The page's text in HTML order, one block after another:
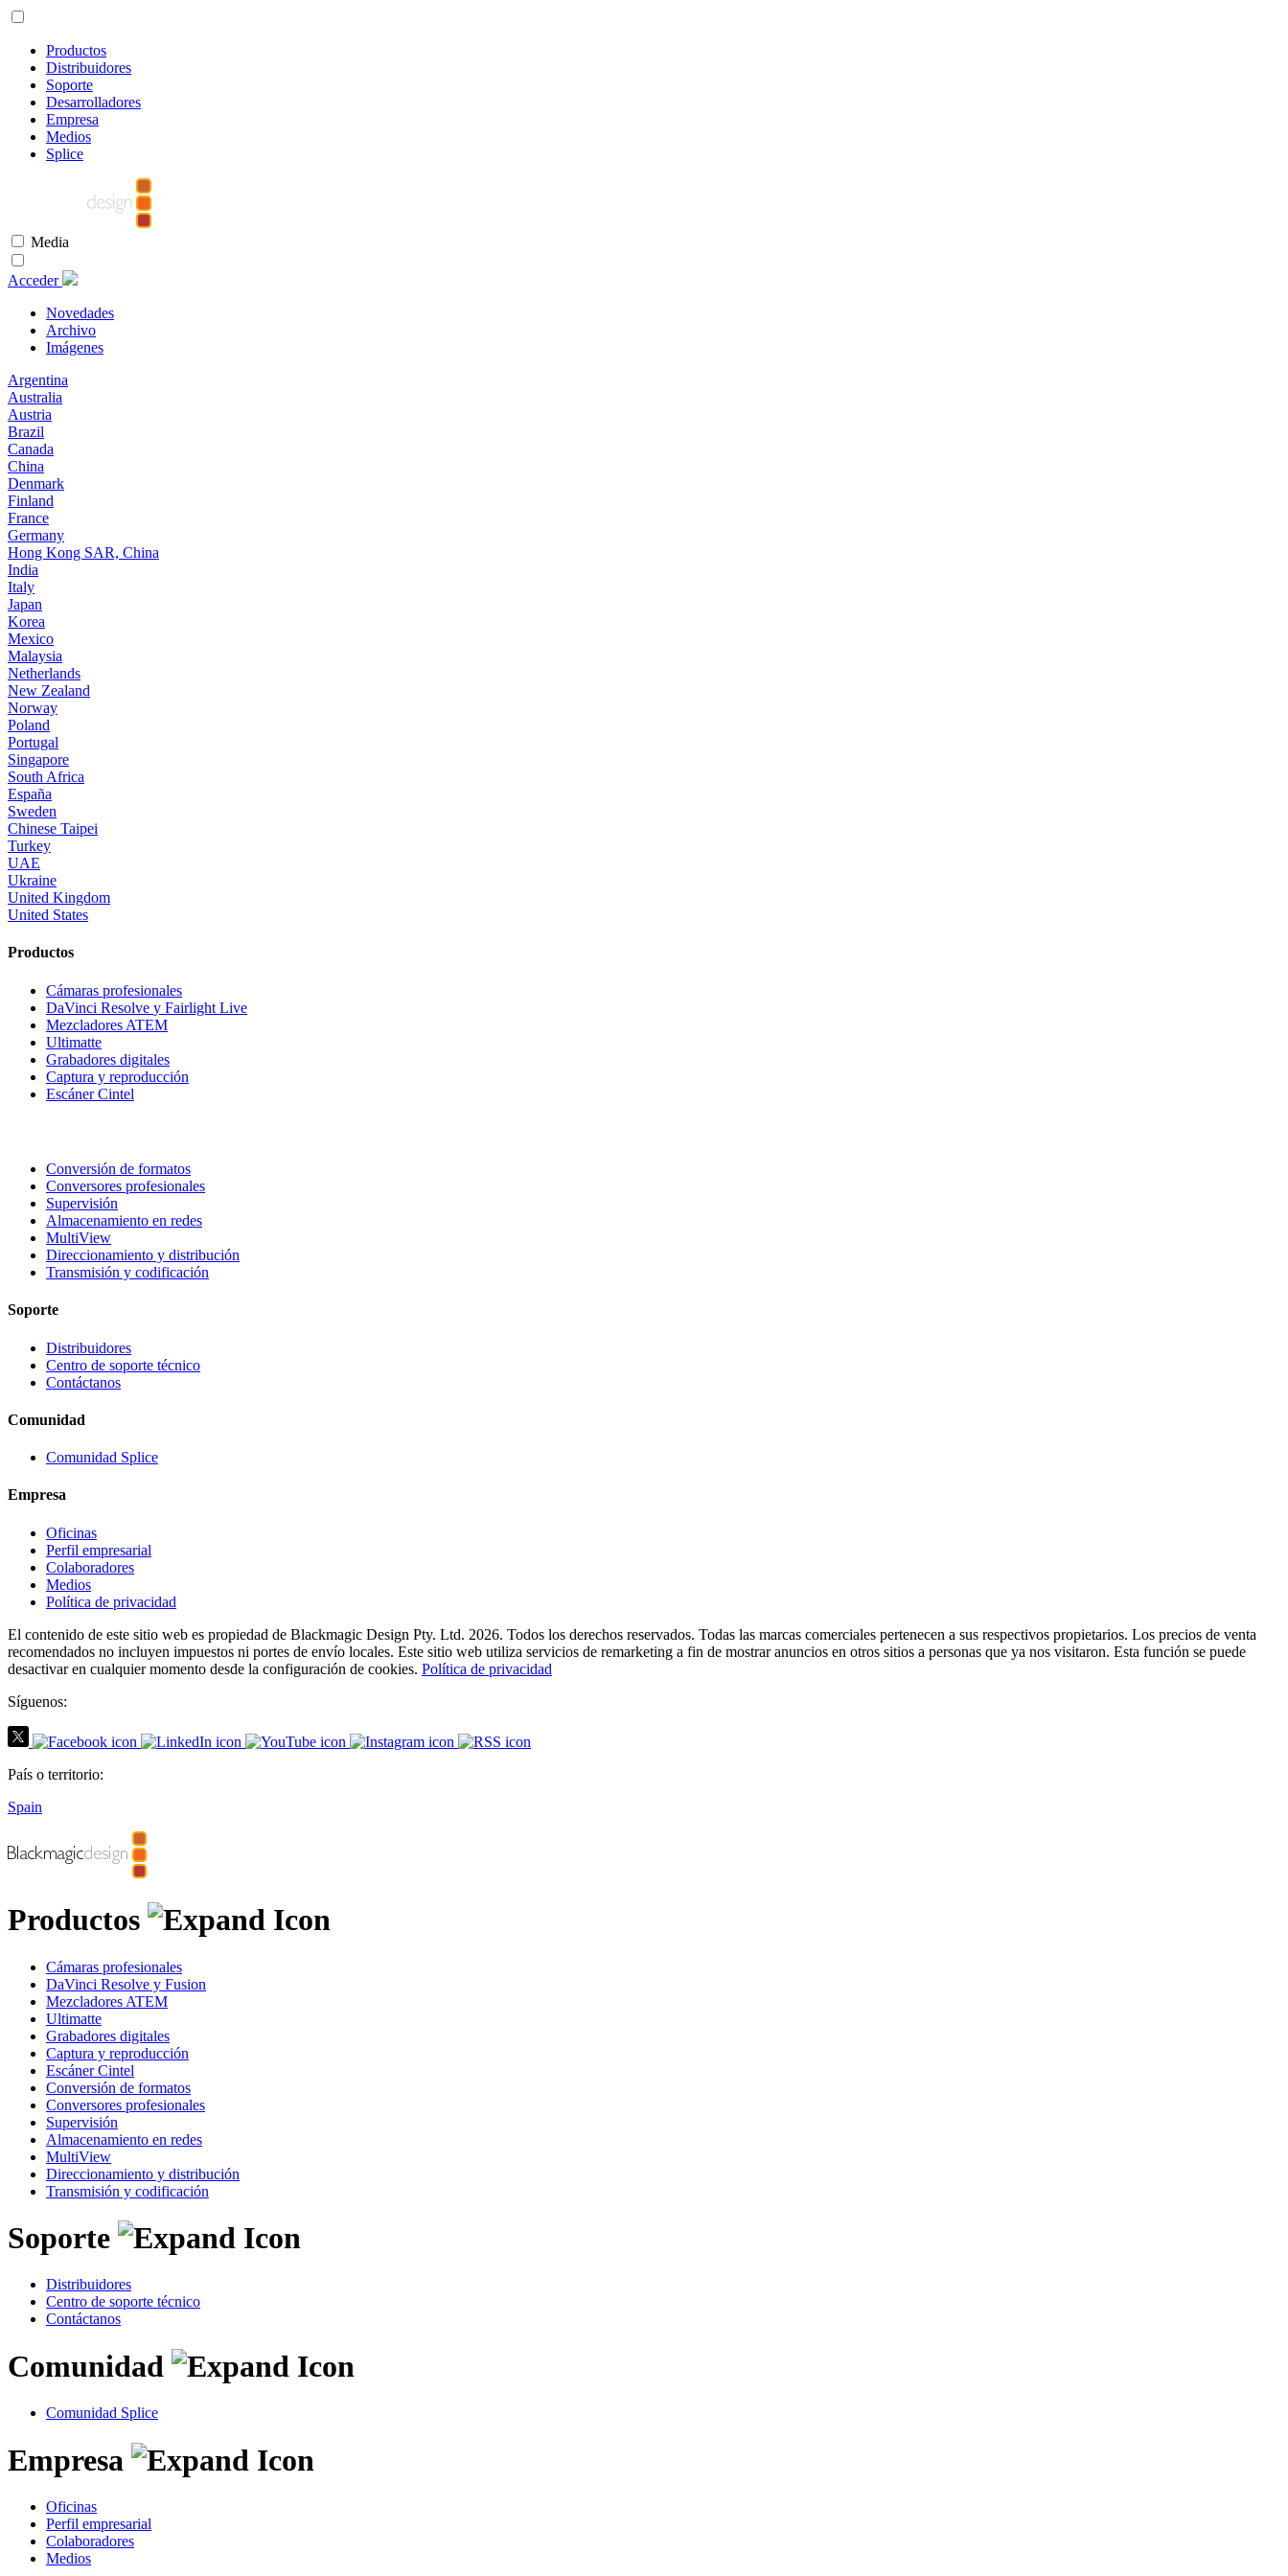
Productos
Distribuidores
Soporte
Desarrolladores
Empresa
Medios
Splice
Media
Acceder
Novedades
Archivo
Imágenes
Argentina
Australia
Austria
Brazil
Canada
China
Denmark
Finland
France
Germany
Hong Kong SAR, China
India
Italy
Japan
Korea
Mexico
Malaysia
Netherlands
New Zealand
Norway
Poland
Portugal
Singapore
South Africa
España
Sweden
Chinese Taipei
Turkey
UAE
Ukraine
United Kingdom
United States
Productos
Cámaras profesionales
DaVinci Resolve y Fairlight Live
Mezcladores ATEM
Ultimatte
Grabadores digitales
Captura y reproducción
Escáner Cintel
Conversión de formatos
Conversores profesionales
Supervisión
Almacenamiento en redes
MultiView
Direccionamiento y distribución
Transmisión y codificación
Soporte
Distribuidores
Centro de soporte técnico
Contáctanos
Comunidad
Comunidad Splice
Empresa
Oficinas
Perfil empresarial
Colaboradores
Medios
Política de privacidad
El contenido de este sitio web es propiedad de Blackmagic Design Pty. Ltd. 2026. Todos los derechos reservados. Todas las marcas comerciales pertenecen a sus respectivos propietarios. Los precios de venta
recomendados no incluyen impuestos ni portes de envío locales. Este sitio web utiliza servicios de remarketing a fin de mostrar anuncios en otros sitios a personas que ya nos visitaron. Esta función se puede
desactivar en cualquier momento desde la configuración de cookies. Política de privacidad
Síguenos:
País o territorio:
Spain
Productos
Cámaras profesionales
DaVinci Resolve y Fusion
Mezcladores ATEM
Ultimatte
Grabadores digitales
Captura y reproducción
Escáner Cintel
Conversión de formatos
Conversores profesionales
Supervisión
Almacenamiento en redes
MultiView
Direccionamiento y distribución
Transmisión y codificación
Soporte
Distribuidores
Centro de soporte técnico
Contáctanos
Comunidad
Comunidad Splice
Empresa
Oficinas
Perfil empresarial
Colaboradores
Medios